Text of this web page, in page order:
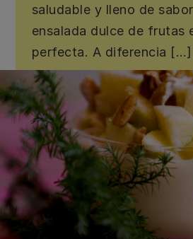
saludable y lleno de
ensalada dulce de frutas
perfecta. A diferencia […]